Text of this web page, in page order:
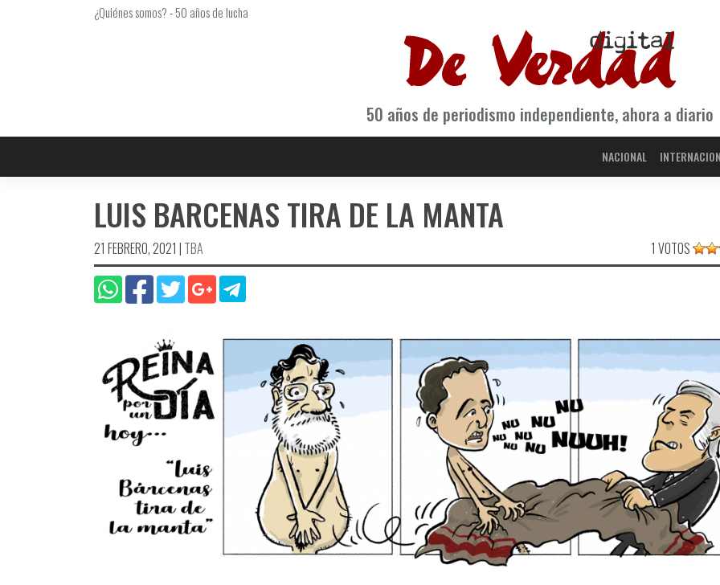
¿Quiénes somos?-50 años de lucha
50 años de periodismo independiente, ahora a diario
NACIONAL
LUIS BARCENAS TIRA DE LA MANTA
21 FEBRERO, 2021 | TBA 1 VOTOS